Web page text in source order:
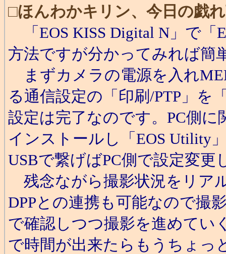
□ほんわかキリン、今日の戯
「EOS KISS Digital N」で「
方法ですが分かってみれば簡
まずカメラの電源を入れ
る通信設定の「印刷/PTP」を
設定は完了なのです。PC側
インストールし「EOS Utility
USBで繋げばPC側で設定変
残念ながら撮影状況をリア
DPPとの連携も可能なので撮
で確認しつつ撮影を進めてい
で時間が出来たらもうちょっ